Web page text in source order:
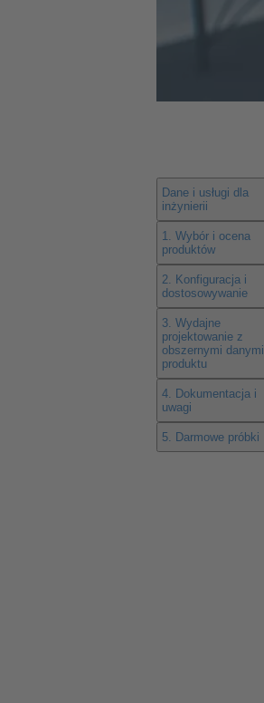
Dane i usługi dla
inżynierii
1. Wybór i ocena
produktów
2. Konfiguracja i
dostosowywanie
3. Wydajne
projektowanie z
obszernymi danymi
produktu
4. Dokumentacja i
uwagi
5. Darmowe próbki